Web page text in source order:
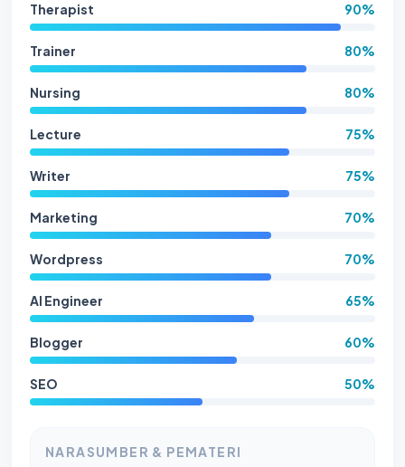
Therapist
90%
Trainer 80%
Nursing 80%
Lecture 75%
Writer 75%
Marketing 70%
Wordpress 70%
AI Engineer 65%
Blogger 60%
SEO 50%
NARASUMBER & PEMATERI